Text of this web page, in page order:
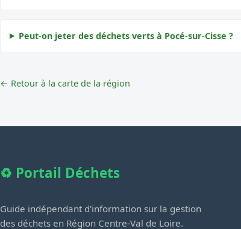
Peut-on jeter des déchets verts à Pocé-sur-Cisse ?
← Retour à la carte de la région
♻️ Portail Déchets
Guide indépendant d'information sur la gestion
des déchets en Région Centre-Val de Loire.